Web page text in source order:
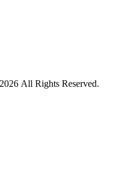
All Rights Reserved.